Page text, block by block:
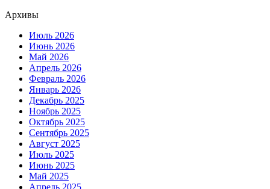
Архивы
Июль 2026
Июнь 2026
Май 2026
Апрель 2026
Февраль 2026
Январь 2026
Декабрь 2025
Ноябрь 2025
Октябрь 2025
Сентябрь 2025
Август 2025
Июль 2025
Июнь 2025
Май 2025
Апрель 2025